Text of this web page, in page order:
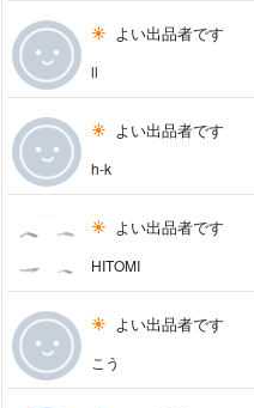
よい出品者です
ll
よい出品者です
h-k
よい出品者です
HITOMI
よい出品者です
こう